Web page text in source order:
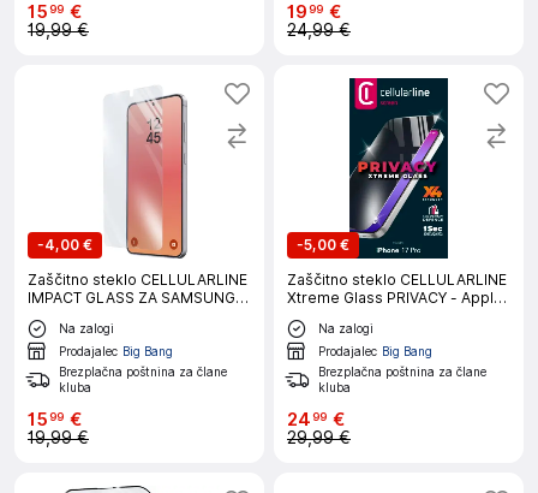
1599 €
19,99 €
1999 €
24,99 €
-4,00 €
Zaščitno steklo CELLULARLINE
IMPACT GLASS ZA SAMSUNG
GALAXY S26+
Na zalogi
Prodajalec Big Bang
Brezplačna poštnina za člane
kluba
1599 €
19,99 €
-5,00 €
Zaščitno steklo CELLULARLINE
Xtreme Glass PRIVACY - Apple
iPhone 17 PRO
Na zalogi
Prodajalec Big Bang
Brezplačna poštnina za člane
kluba
2499 €
29,99 €